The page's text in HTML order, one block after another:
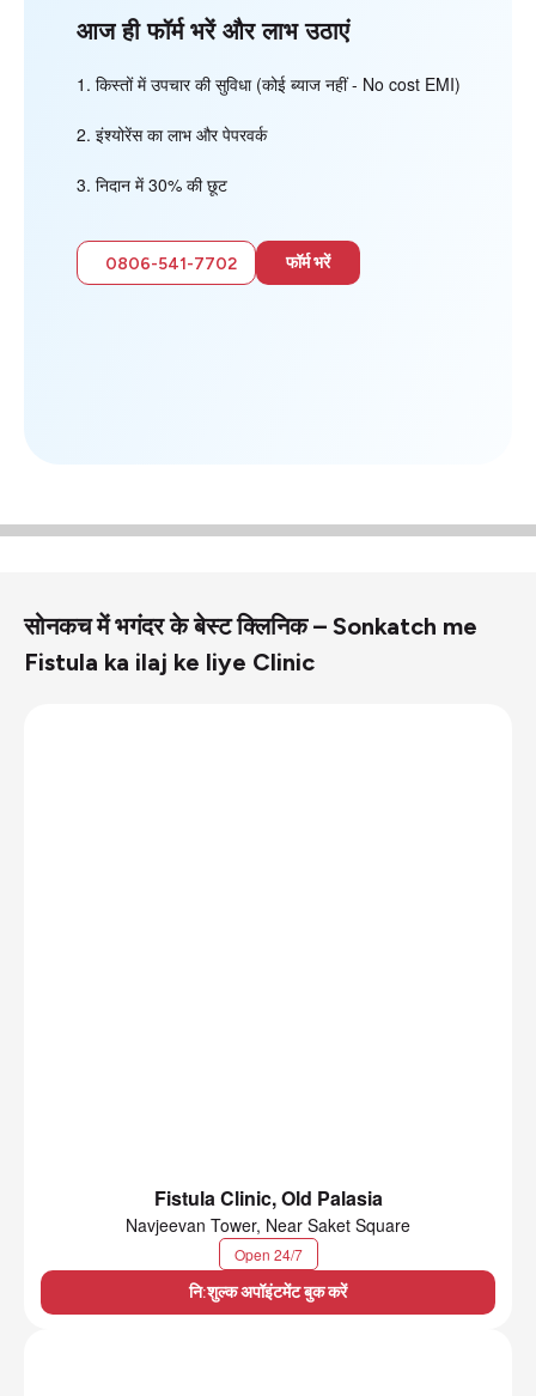
आज ही फॉर्म भरें और लाभ उठाएं
किस्तों में उपचार की सुविधा (कोई ब्याज नहीं - No cost EMI)
इंश्योरेंस का लाभ और पेपरवर्क
निदान में 30% की छूट
0806-541-7702 फॉर्म भरें
सोनकच में भगंदर के बेस्ट क्लिनिक – Sonkatch me
Fistula ka ilaj ke liye Clinic
Fistula Clinic, Old Palasia
Navjeevan Tower, Near Saket Square
Open 24/7
नि:शुल्क अपॉइंटमेंट बुक करें